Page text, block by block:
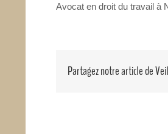
Avocat en droit du travail à
Partagez notre article de